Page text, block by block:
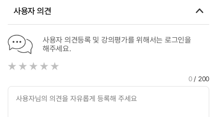
사용자 의견
사용자 의견등록 및 강의평가를 위해서는 로그인을
해주세요.
0/ 200